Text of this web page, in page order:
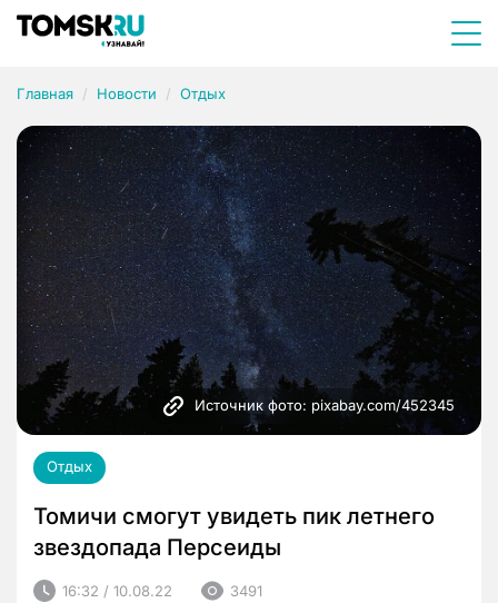
Главная Новости Отдых
Источник фото: pixabay.com/452345
Отдых
Томичи смогут увидеть пик летнего
звездопада Персеиды
16:32 / 10.08.22 3491